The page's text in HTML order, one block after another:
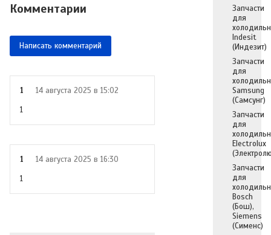
Запчасти
для
Indesit
(Индезит)
Запчасти
для
Samsung
(Самсунг)
Запчасти
для
Electrolux
Запчасти
для
Bosch
(Бош),
Siemens
(Сименс)
Комментарии
Написать комментарий
1
14 августа 2025 в 15:02
1
1
14 августа 2025 в 16:30
1